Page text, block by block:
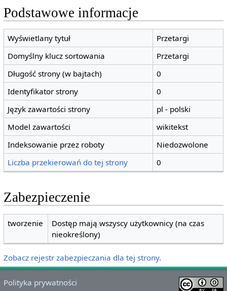
Podstawowe informacje
Wyświetlany tytuł
Przetargi
Domyślny klucz sortowania
Przetargi
Długość strony (w bajtach)
0
Identyfikator strony
0
Język zawartości strony
pl - polski
Model zawartości
wikitekst
Indeksowanie przez roboty
Niedozwolone
Liczba przekierowań do tej strony
0
Zabezpieczenie
tworzenie
Dostęp mają wszyscy użytkownicy (na czas
nieokreślony)
Zobacz rejestr zabezpieczania dla tej strony.
Polityka prywatności